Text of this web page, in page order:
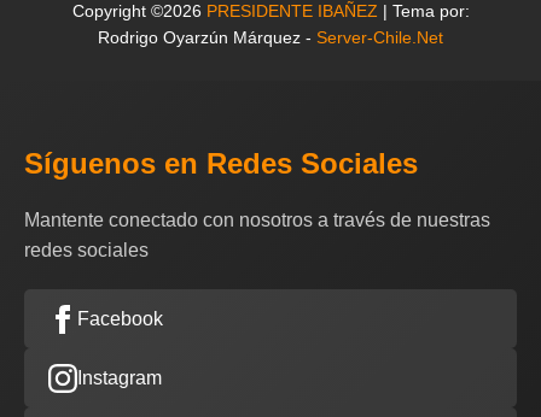
Copyright ©2026 PRESIDENTE IBAÑEZ | Tema por:
Rodrigo Oyarzún Márquez - Server-Chile.Net
Síguenos en Redes Sociales
Mantente conectado con nosotros a través de nuestras
redes sociales
Facebook
Instagram